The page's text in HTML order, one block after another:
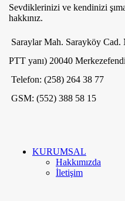
Sevdiklerinizi ve kendinizi
hakkınız.
Saraylar Mah. Sarayköy
PTT yanı) 20040
Telefon: (258) 264 38 77
GSM: (552) 388 58 15
KURUMSAL
Hakkımızda
İletişim